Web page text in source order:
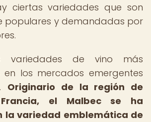
ciertas variedades que son
populares y demandadas por
de vino más
los mercados emergentes
Originario de la región de
el Malbec se ha
la variedad emblemática de